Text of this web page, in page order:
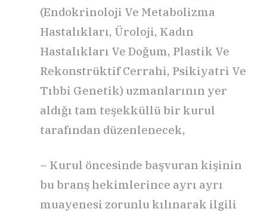
(Endokrinoloji Ve Metabolizma
Hastalıkları, Üroloji, Kadın
Hastalıkları Ve Doğum, Plastik Ve
Rekonstrüktif Cerrahi, Psikiyatri Ve
Tıbbi Genetik) uzmanlarının yer
aldığı tam teşekküllü bir kurul
tarafından düzenlenecek,
– Kurul öncesinde başvuran kişinin
bu branş hekimlerince ayrı ayrı
muayenesi zorunlu kılınarak ilgili